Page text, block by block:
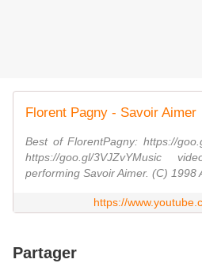
Florent Pagny - Savoir Aimer
Best of FlorentPagny: https://
https://goo.gl/3VJZvYMusic
performing Savoir Aimer. (C) 1998
https://
Partager